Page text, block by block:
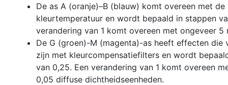
De as A (oranje)–B (blauw) komt overeen met de
kleurtemperatuur en wordt bepaald in stappen
verandering van 1 komt overeen met ongeveer 5
De G (groen)-M (magenta)-as heeft effecten die
zijn met kleurcompensatiefilters en wordt
van 0,25. Een verandering van 1 komt overeen
0,05 diffuse dichtheidseenheden.